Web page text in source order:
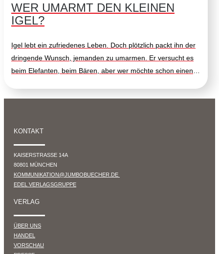
WER UMARMT DEN KLEINEN
IGEL?
Igel lebt ein zufriedenes Leben. Doch plötzlich packt ihn der
dringende Wunsch, jemanden zu umarmen. Er versucht es
beim Elefanten, beim Bären, aber wer möchte schon einen
Einfühlungsvermögen, Anteilnahme und Freundschaft erzählt
- nicht nur für kleine Wesen, die Unterstützung und
sind. Einfühlsam erzählt von Jana Bauer, der Autorin von Die
kleine Gruselfee und Monsterschreck. Mit zarten und
zeitlosen Illustrationen von Peter Škerl.
KONTAKT
KAISERSTRASSE 14A
80801 MÜNCHEN
KOMMUNIKATION@JUMBOBUECHER.DE
EDEL VERLAGSGRUPPE
VERLAG
ÜBER UNS
HANDEL
VORSCHAU